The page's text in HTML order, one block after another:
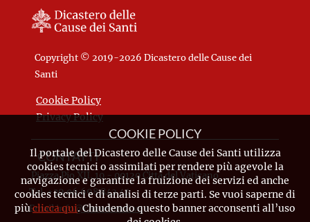
Copyright © 2019-2026 Dicastero delle Cause dei
Santi
Cookie Policy
Privacy Policy
CONTATTI
Piazza Pio XII, 10 - 00120 Città del Vaticano
Tel. +39.06.698.842.44
Emailinfo@causesanti.va
COOKIE POLICY
Il portale del Dicastero delle Cause dei Santi utilizza
cookies tecnici o assimilati per rendere più agevole la
navigazione e garantire la fruizione dei servizi ed anche
cookies tecnici e di analisi di terze parti. Se vuoi saperne di
piùclicca qui. Chiudendo questo banner acconsenti all’uso